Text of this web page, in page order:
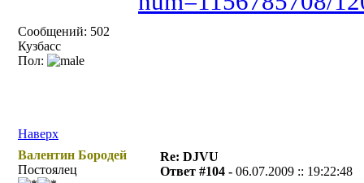
Сообщений: 502
Кузбасс
Пол:
Наверх
Валентин Бородей
Постоялец
Re: DJVU
Ответ #104 -06.07.2009 :: 19:22:48